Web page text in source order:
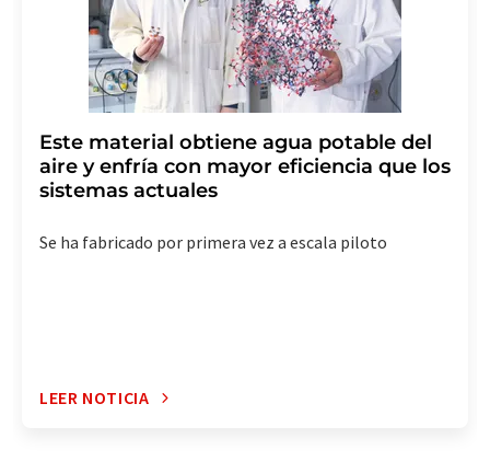
suscripción al boletín informativo correspondiente.
Este material obtiene agua potable del
aire y enfría con mayor eficiencia que los
sistemas actuales
Se ha fabricado por primera vez a escala piloto
LEER NOTICIA